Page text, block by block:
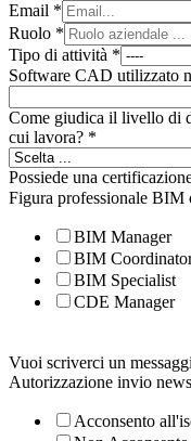
Email *
Ruolo *
Tipo di attività *
Software CAD utilizzato
Come giudica il livello di
cui lavora? *
Possiede una
Figura professionale BIM
BIM Manager
BIM
BIM Specialist
CDE Manager
Vuoi scriverci un
Autorizzazione invio
Acconsento